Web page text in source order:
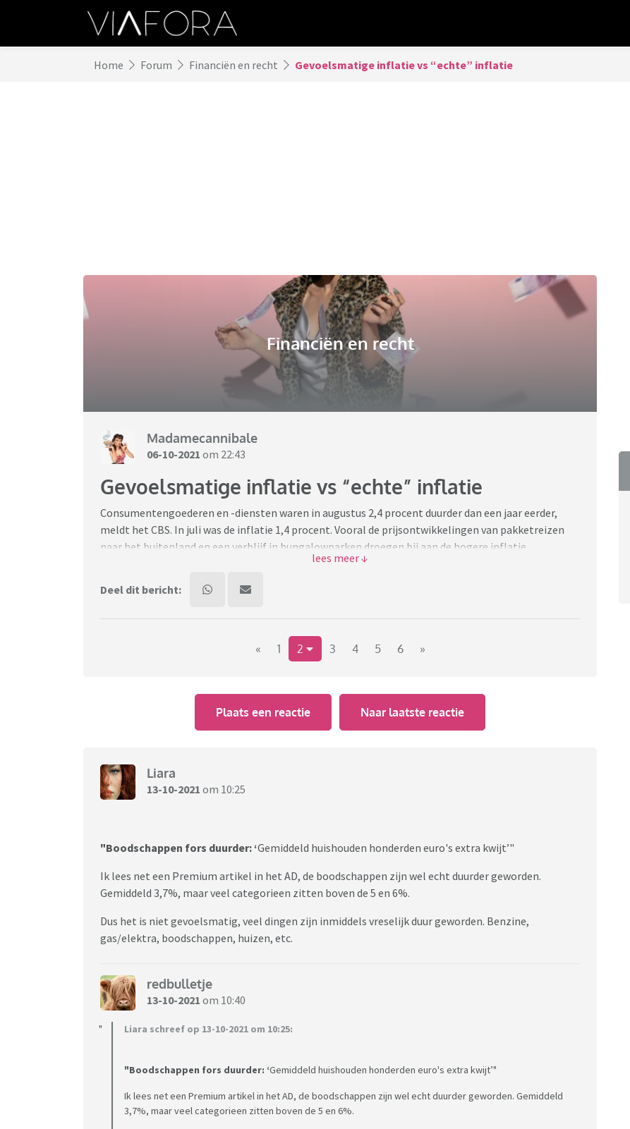
Home Forum Financiën en recht Gevoelsmatige inflatie vs “echte” inflatie
Financiën en recht
Madamecannibale
06-10-2021 om 22:43
Gevoelsmatige inflatie vs “echte” inflatie
Consumentengoederen en -diensten waren in augustus 2,4 procent duurder dan een jaar eerder,
meldt het CBS. In juli was de inflatie 1,4 procent. Vooral de prijsontwikkelingen van pakketreizen
naar het buitenland en een verblijf in bungalowparken droegen bij aan de hogere inflatie.
het gevoel in de supermarkt of een restaurant veel duurder uit te zijn maar ook de huizenprijzen,
brandstofprijzen, zorgkosten en energieprijzen rijzen de pan uit. Hoe kan het dat het gevoel en de
Deel dit bericht:
« 1 2 3 4 5 6 »
Plaats een reactie Naar laatste reactie
Liara
13-10-2021 om 10:25
"Boodschappen fors duurder: ‘Gemiddeld huishouden honderden euro's extra kwijt’"
Ik lees net een Premium artikel in het AD, de boodschappen zijn wel echt duurder geworden.
Gemiddeld 3,7%, maar veel categorieen zitten boven de 5 en 6%.
Dus het is niet gevoelsmatig, veel dingen zijn inmiddels vreselijk duur geworden. Benzine,
gas/elektra, boodschappen, huizen, etc.
redbulletje
13-10-2021 om 10:40
Liara schreef op 13-10-2021 om 10:25:
"Boodschappen fors duurder: ‘Gemiddeld huishouden honderden euro's extra kwijt’"
Ik lees net een Premium artikel in het AD, de boodschappen zijn wel echt duurder geworden. Gemiddeld
3,7%, maar veel categorieen zitten boven de 5 en 6%.